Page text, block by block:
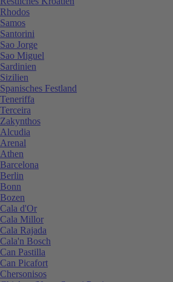
Rhodos
Samos
Santorini
Sao Jorge
Sao Miguel
Sardinien
Sizilien
Spanisches Festland
Teneriffa
Terceira
Zakynthos
Alcudia
Arenal
Athen
Barcelona
Berlin
Bonn
Bozen
Cala d'Or
Cala Millor
Cala Rajada
Cala'n Bosch
Can Pastilla
Can Picafort
Chersonisos